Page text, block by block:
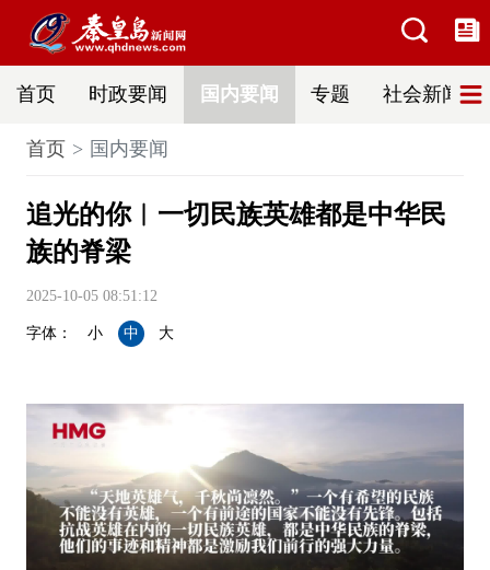
首页 时政要闻 国内要闻 专题 社会新闻
首页 国内要闻
追光的你︱一切民族英雄都是中华民
族的脊梁
2025-10-05 08:51:12
字体： 小 中 大